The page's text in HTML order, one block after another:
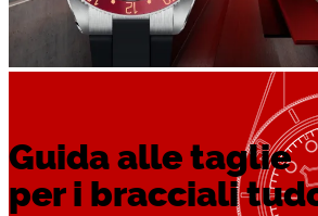
Guida alle taglie
per i bracciali